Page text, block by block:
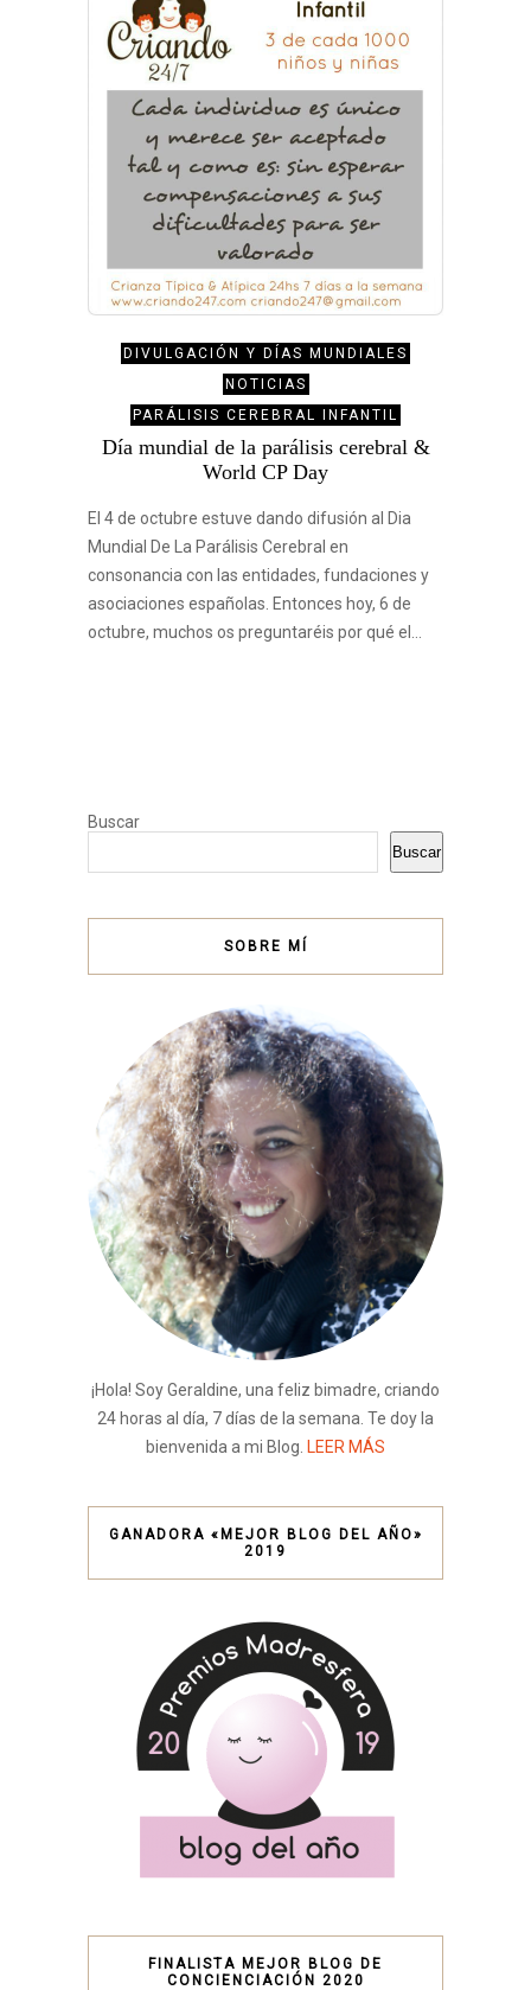
DIVULGACIÓN Y DÍAS MUNDIALES
NOTICIAS
PARÁLISIS CEREBRAL INFANTIL
Día mundial de la parálisis cerebral &
World CP Day
El 4 de octubre estuve dando difusión al Dia
Mundial De La Parálisis Cerebral en
consonancia con las entidades, fundaciones y
asociaciones españolas. Entonces hoy, 6 de
octubre, muchos os preguntaréis por qué el…
Buscar
Buscar
SOBRE MÍ
¡Hola! Soy Geraldine, una feliz bimadre, criando
24 horas al día, 7 días de la semana. Te doy la
bienvenida a mi Blog. LEER MÁS
GANADORA «MEJOR BLOG DEL AÑO»
2019
FINALISTA MEJOR BLOG DE
CONCIENCIACIÓN 2020